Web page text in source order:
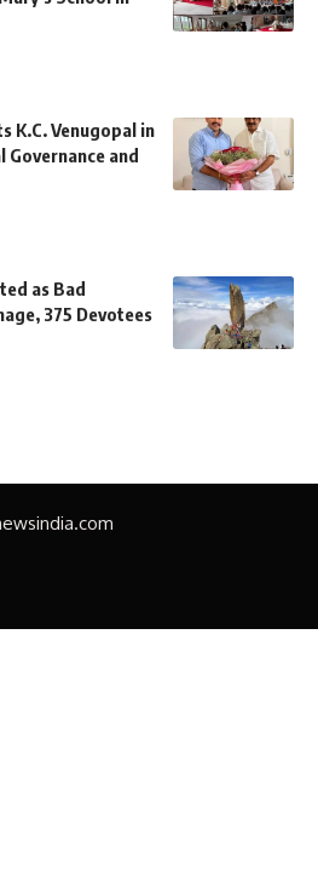
K.C. Venugopal in
Governance and
as Bad
375 Devotees